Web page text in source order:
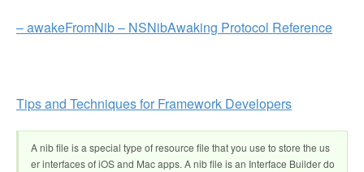
– awakeFromNib – NSNibAwaking Protocol Reference
Tips and Techniques for Framework Developers
A nib file is a special type of resource file that you use to store the us
er interfaces of iOS and Mac apps. A nib file is an Interface Builder do